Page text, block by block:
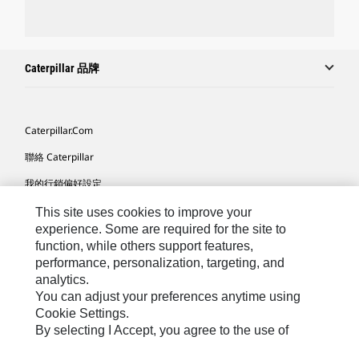
Caterpillar 品牌
Caterpillar.com
聯絡 Caterpillar
我的行銷偏好設定
網站地圖
Cookie Settings
法律
隱私權
關於 Cat
This site uses cookies to improve your
experience. Some are required for the site to
function, while others support features,
performance, personalization, targeting, and
analytics.
You can adjust your preferences anytime using
Cookie Settings.
By selecting I Accept, you agree to the use of